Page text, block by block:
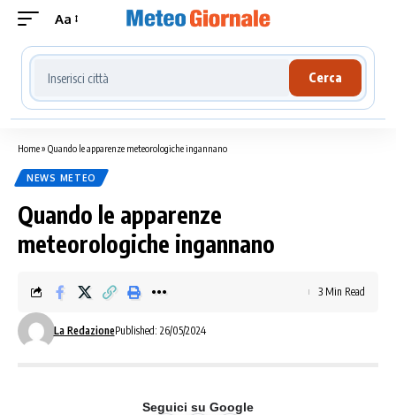
Aa
Cerca località meteo
Cerca
Home» Quando le apparenze meteorologiche ingannano
NEWS METEO
Quando le apparenze
meteorologiche ingannano
La RedazionePublished: 26/05/2024
3 Min Read
Seguici su Google